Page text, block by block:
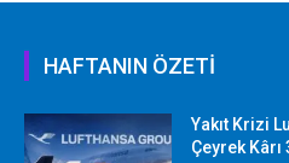
HAFTANIN ÖZETİ
Yakıt Krizi
Çeyrek